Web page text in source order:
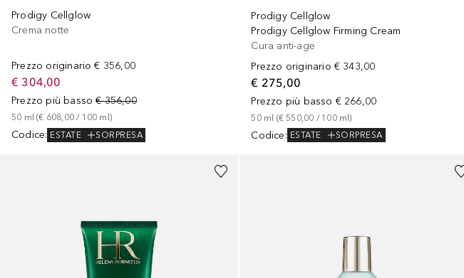
Prodigy Cellglow
Crema notte
Prezzo originario € 356,00
€ 304,00
Prezzo più basso € 356,00
50 ml (€ 608,00 / 100 ml )
Codice: ESTATE SORPRESA
Prodigy Cellglow
Prodigy Cellglow Firming Cream
Cura anti-age
Prezzo originario € 343,00
€ 275,00
Prezzo più basso € 266,00
50 ml (€ 550,00 / 100 ml)
Codice: ESTATE SORPRESA